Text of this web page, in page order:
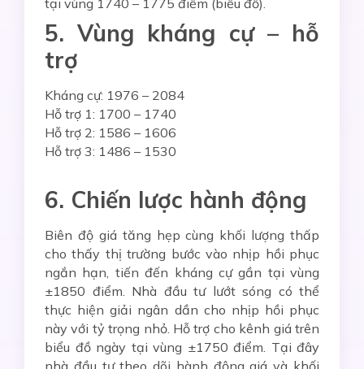
tại vùng 1740 – 1775 điểm (biểu đồ).
5. Vùng kháng cự – hỗ
trợ
Kháng cự: 1976 – 2084
Hỗ trợ 1: 1700 – 1740
Hỗ trợ 2: 1586 – 1606
Hỗ trợ 3: 1486 – 1530
6. Chiến lược hành động
Biên độ giá tăng hẹp cùng khối lượng thấp
cho thấy thị trường bước vào nhịp hồi phục
ngắn hạn, tiến đến kháng cự gần tại vùng
±1850 điểm. Nhà đầu tư lướt sóng có thể
thực hiện giải ngân dần cho nhịp hồi phục
này với tỷ trọng nhỏ. Hỗ trợ cho kênh giá trên
biểu đồ ngày tại vùng ±1750 điểm. Tại đây